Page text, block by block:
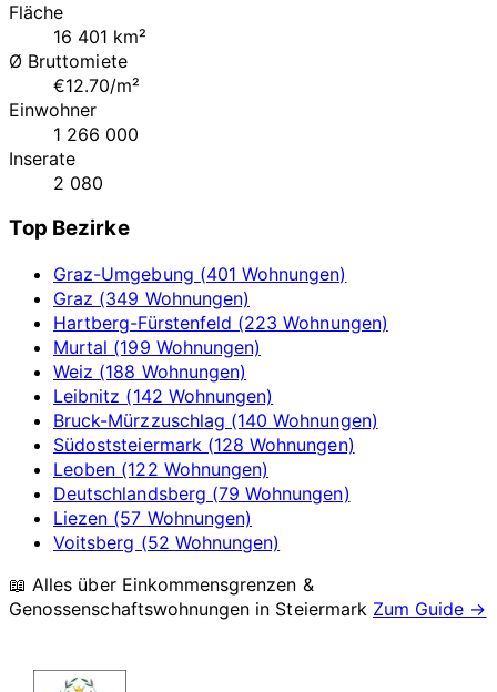
Fläche
16 401 km²
Ø Bruttomiete
€12.70/m²
Einwohner
1 266 000
Inserate
2 080
Top Bezirke
Graz-Umgebung (401 Wohnungen)
Graz (349 Wohnungen)
Hartberg-Fürstenfeld (223 Wohnungen)
Murtal (199 Wohnungen)
Weiz (188 Wohnungen)
Leibnitz (142 Wohnungen)
Bruck-Mürzzuschlag (140 Wohnungen)
Südoststeiermark (128 Wohnungen)
Leoben (122 Wohnungen)
Deutschlandsberg (79 Wohnungen)
Liezen (57 Wohnungen)
Voitsberg (52 Wohnungen)
📖 Alles über Einkommensgrenzen &
Genossenschaftswohnungen in Steiermark Zum Guide →